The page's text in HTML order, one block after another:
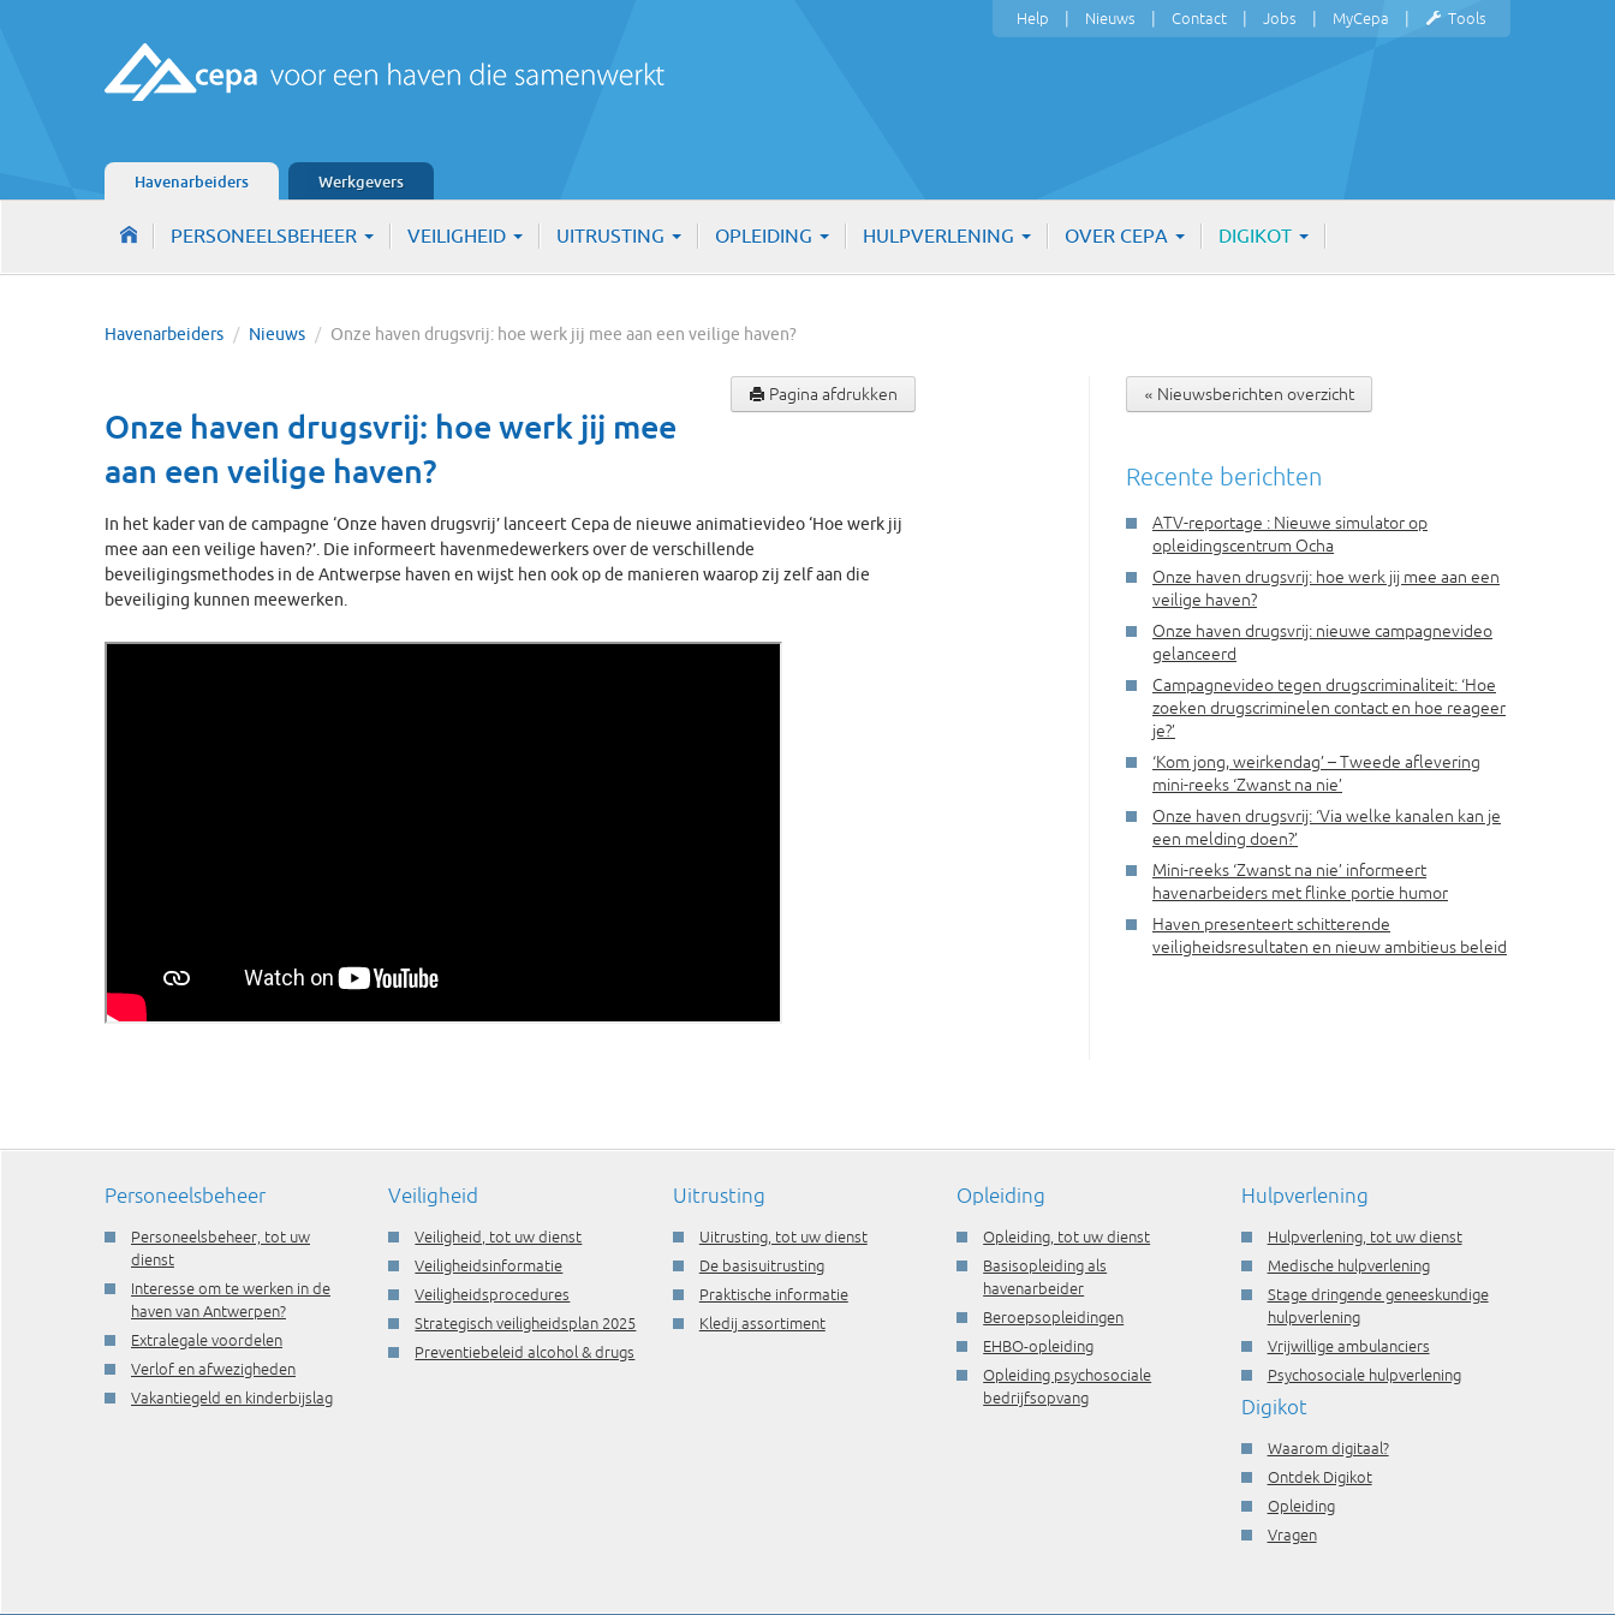
Havenarbeiders Werkgevers
Help Nieuws Contact Jobs MyCepa Tools
PERSONEELSBEHEER VEILIGHEID UITRUSTING OPLEIDING HULPVERLENING OVER CEPA DIGIKOT
Havenarbeiders / Nieuws / Onze haven drugsvrij: hoe werk jij mee aan een veilige haven?
Pagina afdrukken
Onze haven drugsvrij: hoe werk jij mee
aan een veilige haven?
In het kader van de campagne ‘Onze haven drugsvrij’ lanceert Cepa de nieuwe animatievideo ‘Hoe werk jij
mee aan een veilige haven?’. Die informeert havenmedewerkers over de verschillende
beveiligingsmethodes in de Antwerpse haven en wijst hen ook op de manieren waarop zij zelf aan die
beveiliging kunnen meewerken.
« Nieuwsberichten overzicht
Recente berichten
ATV-reportage : Nieuwe simulator op
opleidingscentrum Ocha
Onze haven drugsvrij: hoe werk jij mee aan een
veilige haven?
Onze haven drugsvrij: nieuwe campagnevideo
gelanceerd
Campagnevideo tegen drugscriminaliteit: ‘Hoe
zoeken drugscriminelen contact en hoe reageer
je?’
‘Kom jong, weirkendag’ – Tweede aflevering
mini-reeks ‘Zwanst na nie’
Onze haven drugsvrij: ‘Via welke kanalen kan je
een melding doen?’
Mini-reeks ‘Zwanst na nie’ informeert
havenarbeiders met flinke portie humor
Haven presenteert schitterende
veiligheidsresultaten en nieuw ambitieus beleid
Personeelsbeheer
Personeelsbeheer, tot uw
dienst
Interesse om te werken in de
haven van Antwerpen?
Extralegale voordelen
Verlof en afwezigheden
Vakantiegeld en kinderbijslag
Veiligheid
Veiligheid, tot uw dienst
Veiligheidsinformatie
Veiligheidsprocedures
Strategisch veiligheidsplan 2025
Preventiebeleid alcohol & drugs
Uitrusting
Uitrusting, tot uw dienst
De basisuitrusting
Praktische informatie
Kledij assortiment
Opleiding
Opleiding, tot uw dienst
Basisopleiding als
havenarbeider
Beroepsopleidingen
EHBO-opleiding
Opleiding psychosociale
bedrijfsopvang
Hulpverlening
Hulpverlening, tot uw dienst
Medische hulpverlening
Stage dringende geneeskundige
hulpverlening
Vrijwillige ambulanciers
Psychosociale hulpverlening
Digikot
Waarom digitaal?
Ontdek Digikot
Opleiding
Vragen